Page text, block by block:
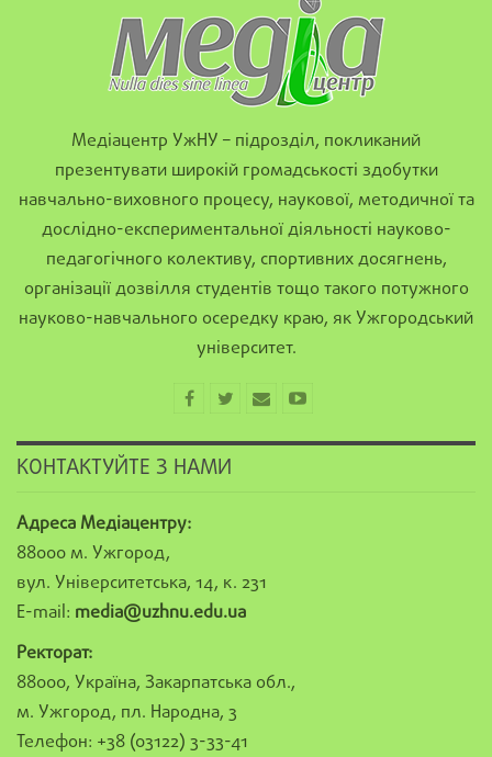
Медіацентр УжНУ – підрозділ, покликаний
презентувати широкій громадськості здобутки
навчально-виховного процесу, наукової, методичної та
дослідно-експериментальної діяльності науково-
педагогічного колективу, спортивних досягнень,
організації дозвілля студентів тощо такого потужного
науково-навчального осередку краю, як Ужгородський
університет.
КОНТАКТУЙТЕ З НАМИ
Адреса Медіацентру:
88000 м. Ужгород,
вул. Університетська, 14, к. 231
E-mail: media@uzhnu.edu.ua
Ректорат:
88000, Україна, Закарпатська обл.,
м. Ужгород, пл. Народна, 3
Телефон: +38 (03122) 3-33-41